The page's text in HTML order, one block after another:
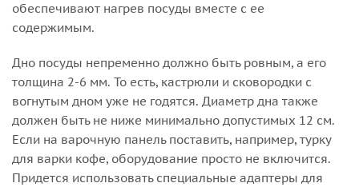
обеспечивают нагрев посуды вместе с ее
содержимым.
Дно посуды непременно должно быть ровным, а его
толщина 2-6 мм. То есть, кастрюли и сковородки с
вогнутым дном уже не годятся. Диаметр дна также
должен быть не ниже минимально допустимых 12 см.
Если на варочную панель поставить, например, турку
для варки кофе, оборудование просто не включится.
Придется использовать специальные адаптеры для